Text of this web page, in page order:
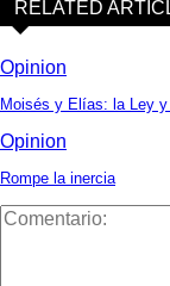
RELATED
Opinion
Moisés y Elías: la Ley
Opinion
Rompe la inercia